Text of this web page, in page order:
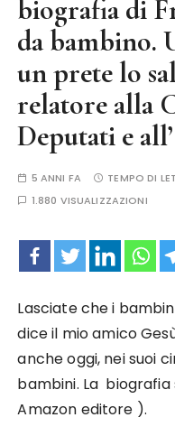
biografia di
da bambino.
un prete lo
relatore alla
Deputati e
5 ANNI FA TEMPO DI
1.880 VISUALIZZAZIONI
Lasciate che i
dice il mio amico
anche oggi, nei suoi
bambini. La
Amazon editore ).